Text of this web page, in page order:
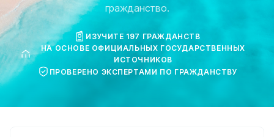
гражданство.
ИЗУЧИТЕ 197 ГРАЖДАНСТВ
НА ОСНОВЕ ОФИЦИАЛЬНЫХ ГОСУДАРСТВЕННЫХ
ИСТОЧНИКОВ
ПРОВЕРЕНО ЭКСПЕРТАМИ ПО ГРАЖДАНСТВУ